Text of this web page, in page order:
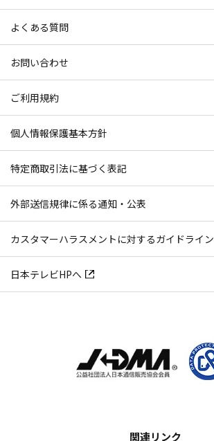
よくある質問
お問い合わせ
ご利用規約
個人情報保護基本方針
特定商取引法に基づく表記
外部送信規律に係る通知・公表
カスタマーハラスメントに対するガイドライン
日本テレビHPへ
関連リンク